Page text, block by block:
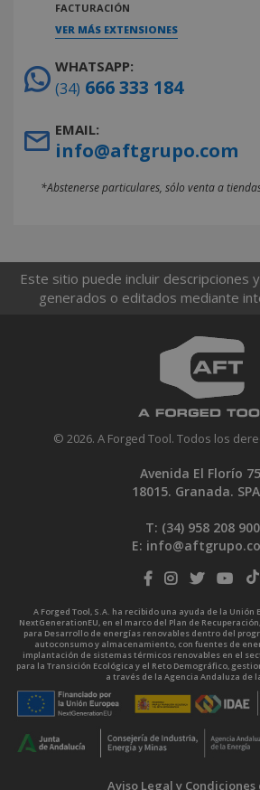
FACTURACIÓN
VER MÁS EXTENSIONES
WHATSAPP:
(34) 666 333 184
EMAIL:
info@aftgrupo.com
*Abstenerse particulares, sólo venta a
Este sitio puede incluir descripciones
generados o editados mediante
© 2026. A Forged Tool. Todos los
Avenida El Florío
18015. Granada.
T: (34) 958 208 900
E:
A Forged Tool, S.A. ha recibido una ayuda de la Unión
NextGenerationEU, en el marco del Plan de
para Desarrollo de energías renovables dentro del
autoconsumo y almacenamiento, con fuentes de
implantación de sistemas térmicos renovables en el
para la Transición Ecológica y el Reto Demográfico,
a través de la Agencia Andaluza de
Aviso Legal y Condiciones